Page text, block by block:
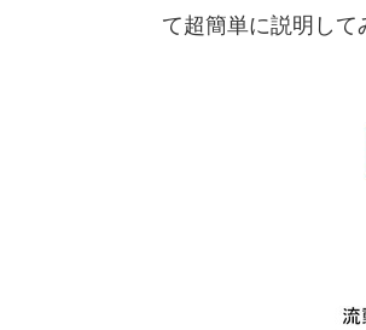
て超簡単に説明して